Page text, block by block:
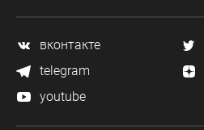
вконтакте
telegram
youtube